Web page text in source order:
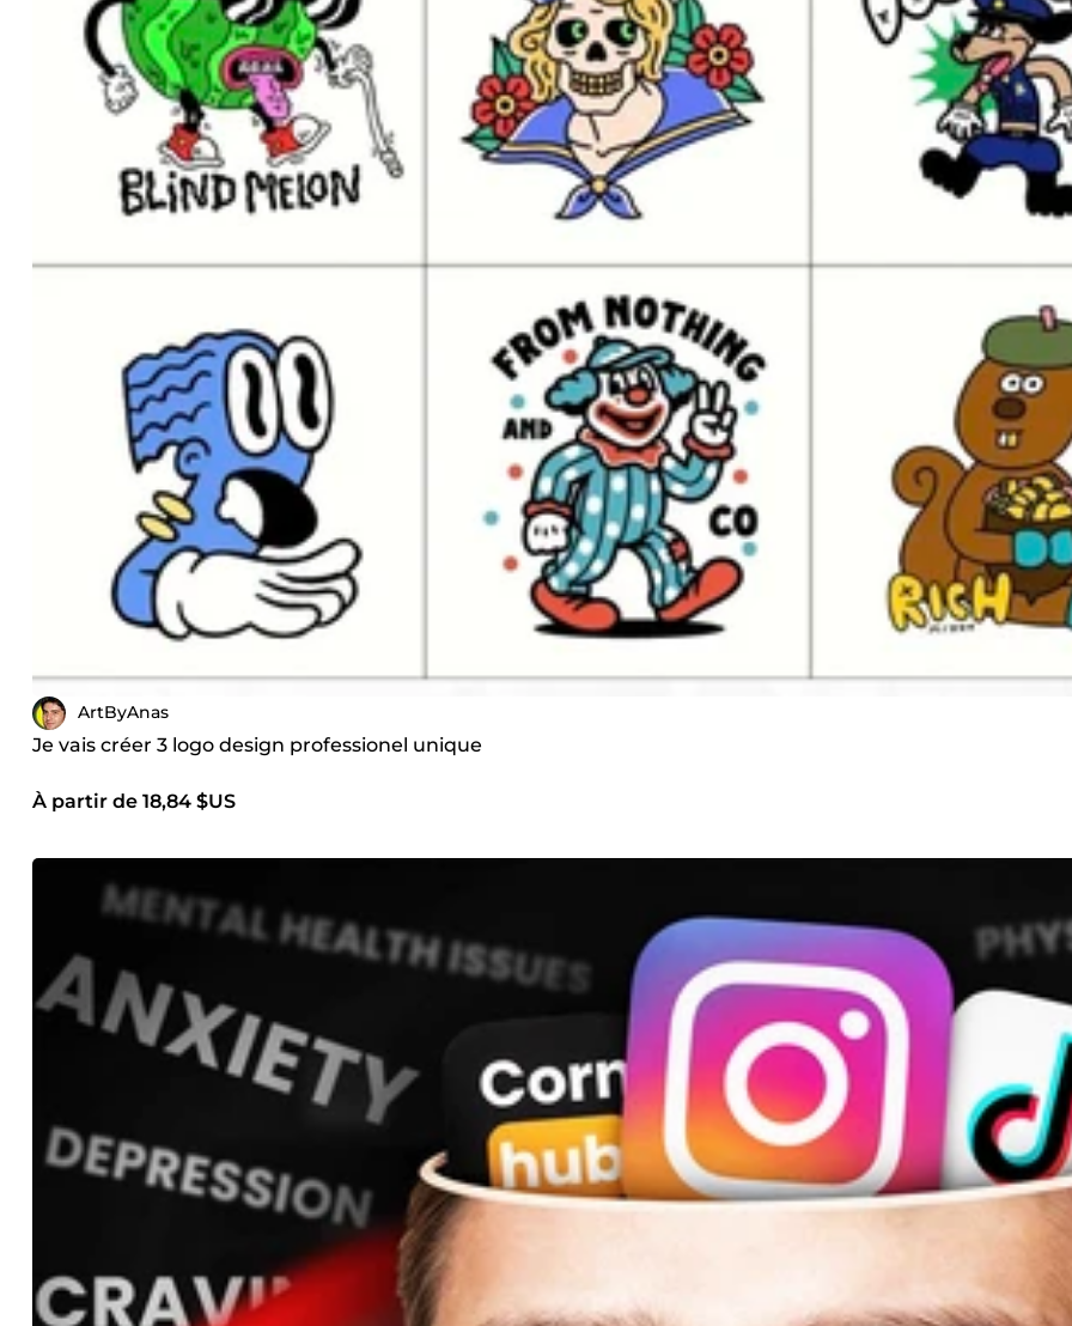
ArtByAnas
Je vais créer 3 logo design professionel unique
À partir de 18,84 $US